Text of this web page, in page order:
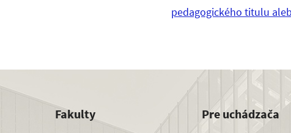
pedagogického titulu
Fakulty Pre uchádzača